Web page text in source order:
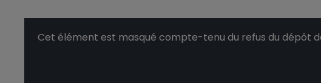
Cet élément est masqué compte-tenu du refus du dépôt